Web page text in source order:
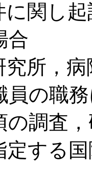
に関し
合
究所，
員の職
の調査
定する